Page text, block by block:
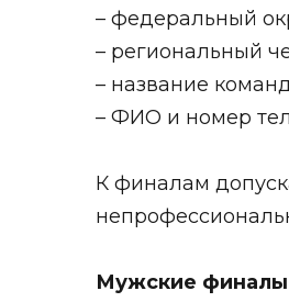
– федеральный
– региональный
– название
– ФИО и номер
К финалам
Мужские финалы